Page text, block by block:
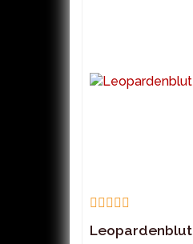
Leopardenblut